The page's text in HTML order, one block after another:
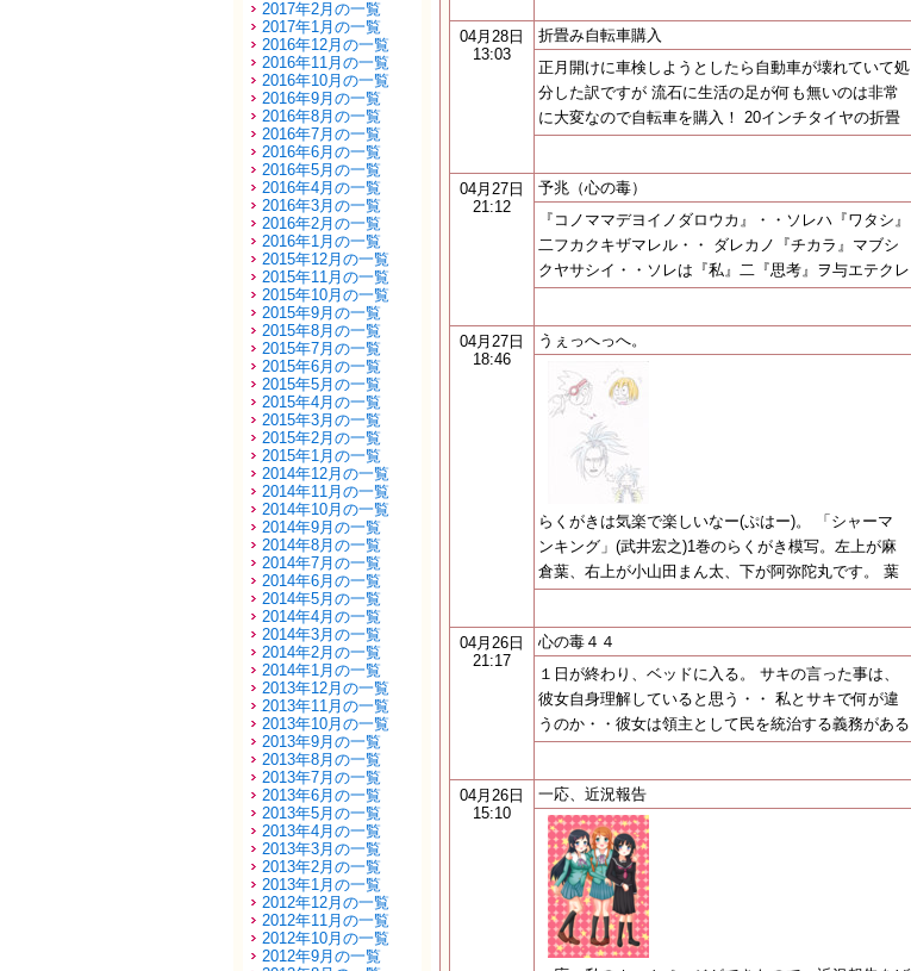
2017年2月の一覧
2017年1月の一覧
2016年12月の一覧
2016年11月の一覧
2016年10月の一覧
2016年9月の一覧
2016年8月の一覧
2016年7月の一覧
2016年6月の一覧
2016年5月の一覧
2016年4月の一覧
2016年3月の一覧
2016年2月の一覧
2016年1月の一覧
2015年12月の一覧
2015年11月の一覧
2015年10月の一覧
2015年9月の一覧
2015年8月の一覧
2015年7月の一覧
2015年6月の一覧
2015年5月の一覧
2015年4月の一覧
2015年3月の一覧
2015年2月の一覧
2015年1月の一覧
2014年12月の一覧
2014年11月の一覧
2014年10月の一覧
2014年9月の一覧
2014年8月の一覧
2014年7月の一覧
2014年6月の一覧
2014年5月の一覧
2014年4月の一覧
2014年3月の一覧
2014年2月の一覧
2014年1月の一覧
2013年12月の一覧
2013年11月の一覧
2013年10月の一覧
2013年9月の一覧
2013年8月の一覧
2013年7月の一覧
2013年6月の一覧
2013年5月の一覧
2013年4月の一覧
2013年3月の一覧
2013年2月の一覧
2013年1月の一覧
2012年12月の一覧
2012年11月の一覧
2012年10月の一覧
2012年9月の一覧
04月28日
13:03
折畳み自転車購入
正月開けに車検しようとしたら自動車が壊れていて処
分した訳ですが 流石に生活の足が何も無いのは非常
に大変なので自転車を購入！ 20インチタイヤの折畳
04月27日
21:12
予兆（心の毒）
『コノママデヨイノダロウカ』・・ソレハ『ワタシ』
二フカクキザマレル・・ ダレカノ『チカラ』マブシ
クヤサシイ・・ソレは『私』二『思考』ヲ与エテクレ
04月27日
18:46
うぇっへっへ。
らくがきは気楽で楽しいなー(ぷはー)。 「シャーマ
ンキング」(武井宏之)1巻のらくがき模写。左上が麻
倉葉、右上が小山田まん太、下が阿弥陀丸です。 葉
04月26日
21:17
心の毒４４
１日が終わり、ベッドに入る。 サキの言った事は、
彼女自身理解していると思う・・ 私とサキで何が違
うのか・・彼女は領主として民を統治する義務がある
04月26日
15:10
一応、近況報告